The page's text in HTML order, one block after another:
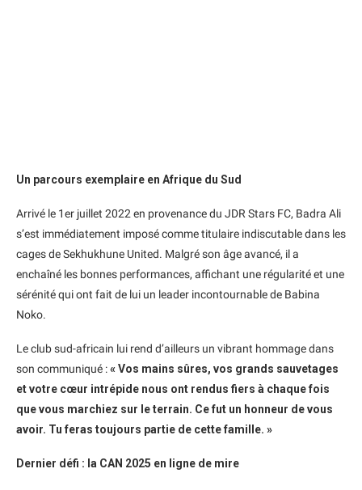
Un parcours exemplaire en Afrique du Sud
Arrivé le 1er juillet 2022 en provenance du JDR Stars FC, Badra Ali
s’est immédiatement imposé comme titulaire indiscutable dans les
cages de Sekhukhune United. Malgré son âge avancé, il a
enchaîné les bonnes performances, affichant une régularité et une
sérénité qui ont fait de lui un leader incontournable de Babina
Noko.
Le club sud-africain lui rend d’ailleurs un vibrant hommage dans
son communiqué :« Vos mains sûres, vos grands sauvetages
et votre cœur intrépide nous ont rendus fiers à chaque fois
que vous marchiez sur le terrain. Ce fut un honneur de vous
avoir. Tu feras toujours partie de cette famille. »
Dernier défi : la CAN 2025 en ligne de mire